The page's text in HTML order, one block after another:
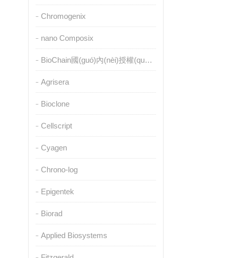
Chromogenix
nano Composix
BioChain國(guó)內(nèi)授權(quán)代理
Agrisera
Bioclone
Cellscript
Cyagen
Chrono-log
Epigentek
Biorad
Applied Biosystems